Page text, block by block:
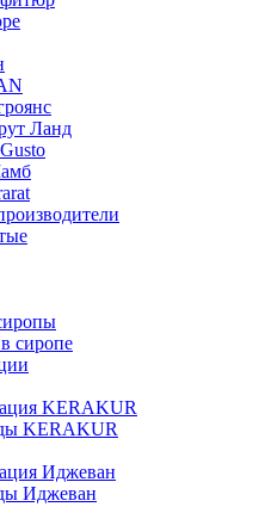
Ланд
сиропе
KERAKUR
KERAKUR
Иджеван
Иджеван